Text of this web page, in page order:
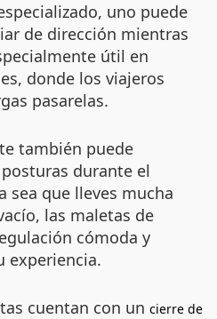
uno puede
de dirección mientras
útil en
donde los viajeros
pasarelas.
también puede
durante el
sea que lleves mucha
las maletas de
cómoda y
experiencia.
cuentan con un cierre de